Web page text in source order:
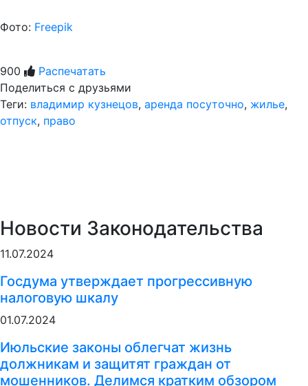
Фото: Freepik
900
Распечатать
Поделиться с друзьями
Теги: владимир кузнецов, аренда посуточно, жилье,
отпуск, право
Новости Законодательства
11.07.2024
Госдума утверждает прогрессивную
налоговую шкалу
01.07.2024
Июльские законы облегчат жизнь
должникам и защитят граждан от
мошенников. Делимся кратким обзором